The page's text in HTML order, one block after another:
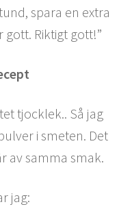
spara en extra
gott. Riktigt gott!”
tjocklek.. Så jag
i smeten. Det
av samma smak.
jag: